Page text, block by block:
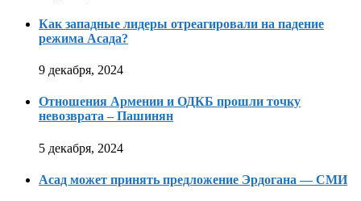
Как западные лидеры отреагировали на падение
режима Асада?
9 декабря, 2024
Отношения Армении и ОДКБ прошли точку
невозврата – Пашинян
5 декабря, 2024
Асад может принять предложение Эрдогана — СМИ